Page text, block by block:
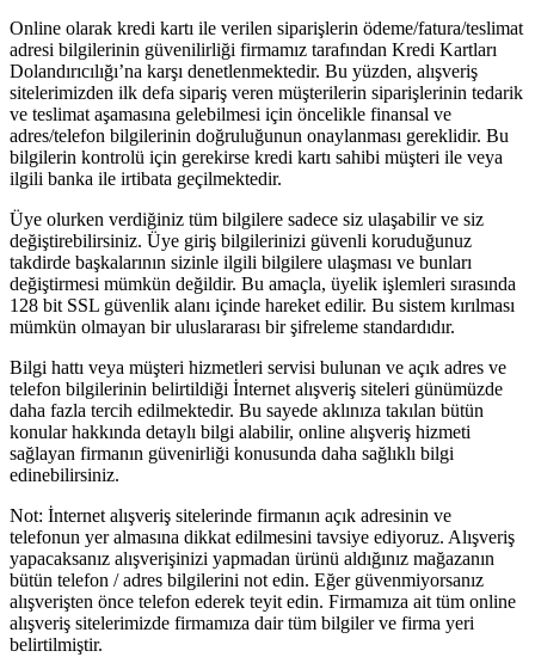
Online olarak kredi kartı ile verilen siparişlerin ödeme/fatura/teslimat
adresi bilgilerinin güvenilirliği firmamız tarafından Kredi Kartları
Dolandırıcılığı’na karşı denetlenmektedir. Bu yüzden, alışveriş
sitelerimizden ilk defa sipariş veren müşterilerin siparişlerinin tedarik
ve teslimat aşamasına gelebilmesi için öncelikle finansal ve
adres/telefon bilgilerinin doğruluğunun onaylanması gereklidir. Bu
bilgilerin kontrolü için gerekirse kredi kartı sahibi müşteri ile veya
ilgili banka ile irtibata geçilmektedir.
Üye olurken verdiğiniz tüm bilgilere sadece siz ulaşabilir ve siz
değiştirebilirsiniz. Üye giriş bilgilerinizi güvenli koruduğunuz
takdirde başkalarının sizinle ilgili bilgilere ulaşması ve bunları
değiştirmesi mümkün değildir. Bu amaçla, üyelik işlemleri sırasında
128 bit SSL güvenlik alanı içinde hareket edilir. Bu sistem kırılması
mümkün olmayan bir uluslararası bir şifreleme standardıdır.
Bilgi hattı veya müşteri hizmetleri servisi bulunan ve açık adres ve
telefon bilgilerinin belirtildiği İnternet alışveriş siteleri günümüzde
daha fazla tercih edilmektedir. Bu sayede aklınıza takılan bütün
konular hakkında detaylı bilgi alabilir, online alışveriş hizmeti
sağlayan firmanın güvenirliği konusunda daha sağlıklı bilgi
edinebilirsiniz.
Not: İnternet alışveriş sitelerinde firmanın açık adresinin ve
telefonun yer almasına dikkat edilmesini tavsiye ediyoruz. Alışveriş
yapacaksanız alışverişinizi yapmadan ürünü aldığınız mağazanın
bütün telefon / adres bilgilerini not edin. Eğer güvenmiyorsanız
alışverişten önce telefon ederek teyit edin. Firmamıza ait tüm online
alışveriş sitelerimizde firmamıza dair tüm bilgiler ve firma yeri
belirtilmiştir.